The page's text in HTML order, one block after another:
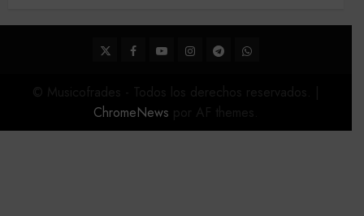
22 DE FEBRERO DE 2026
0
TwitterFacebook
YoutubeInstagram
TelegramWhatsApp
ChromeNews